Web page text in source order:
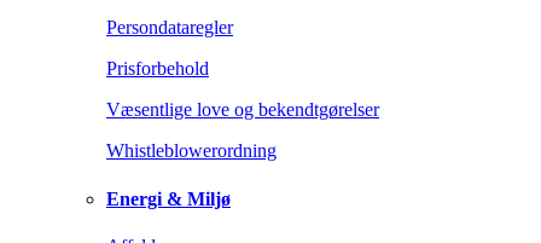
Persondataregler
Prisforbehold
Væsentlige love og bekendtgørelser
Whistleblowerordning
Energi & Miljø